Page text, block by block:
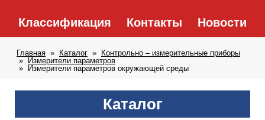
Классификация Контакты Новости
Главная Каталог
Контрольно – измерительные приборы
Измерители параметров
Измерители параметров окружающей среды
Каталог